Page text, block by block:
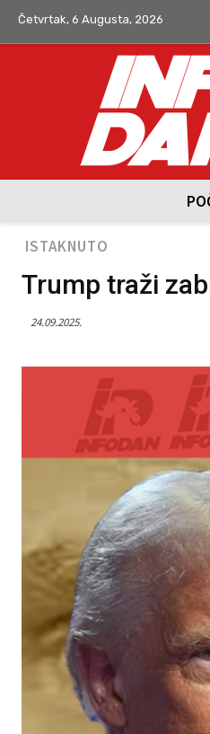
Četvrtak, 6 Augusta, 2026
ISTAKNUTO
Trump traži
24.09.2025.